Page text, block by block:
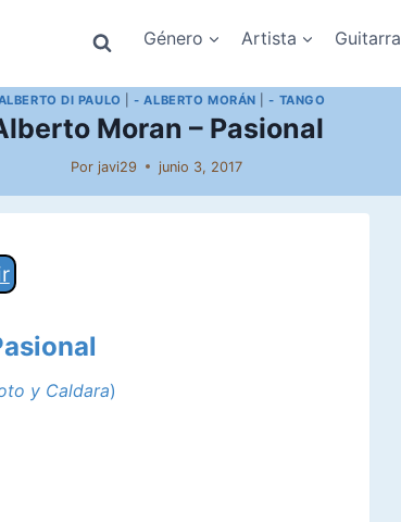
Género Artista Guitarra
DI PAULO |- ALBERTO MORÁN |- TANGO
Moran – Pasional
Por javi29 junio 3, 2017
y Caldara)